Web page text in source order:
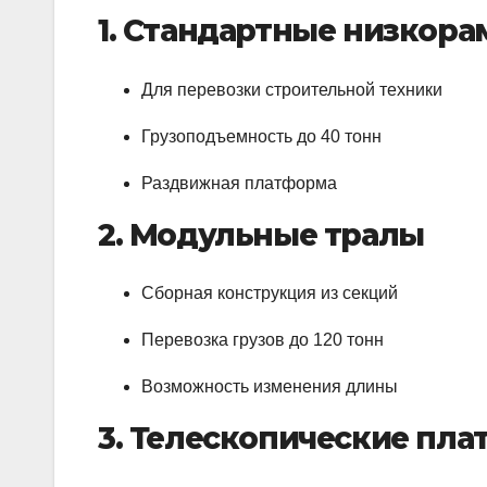
1. Стандартные
Для перевозки строительной техники
Грузоподъемность до 40 тонн
Раздвижная платформа
2. Модульные тралы
Сборная конструкция из секций
Перевозка грузов до 120 тонн
Возможность изменения длины
3. Телескопические